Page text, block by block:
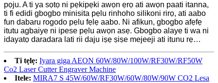
pọju. A ti ya sọtọ ni pẹkipẹki awọn ẹrọ ati awọn paati itanna,
ti fi edidi gbogbo minisita pẹlu rinhoho silikoni rirọ, ati aabo
fun dabaru rogodo pẹlu fẹlẹ aabo. Ni afikun, gbogbo afẹfẹ
itutu agbaiye ni ipese pẹlu awọn asẹ. Gbogbo alaye ti wa ni
idayatọ daradara lati rii daju iṣẹ ṣiṣe mejeeji ati itunu rẹ…
Ti tẹlẹ: Iyara giga AEON 60W/80W/100W/RF30W/RF50W
Co2 Laser Cutter Engraver Machine
Itele: MIRA7 S 45W/60W/RF30W/60W/80W/90W CO2 Lesa